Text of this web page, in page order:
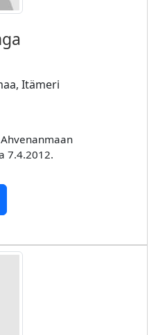
Itämeri
7.4.2012.